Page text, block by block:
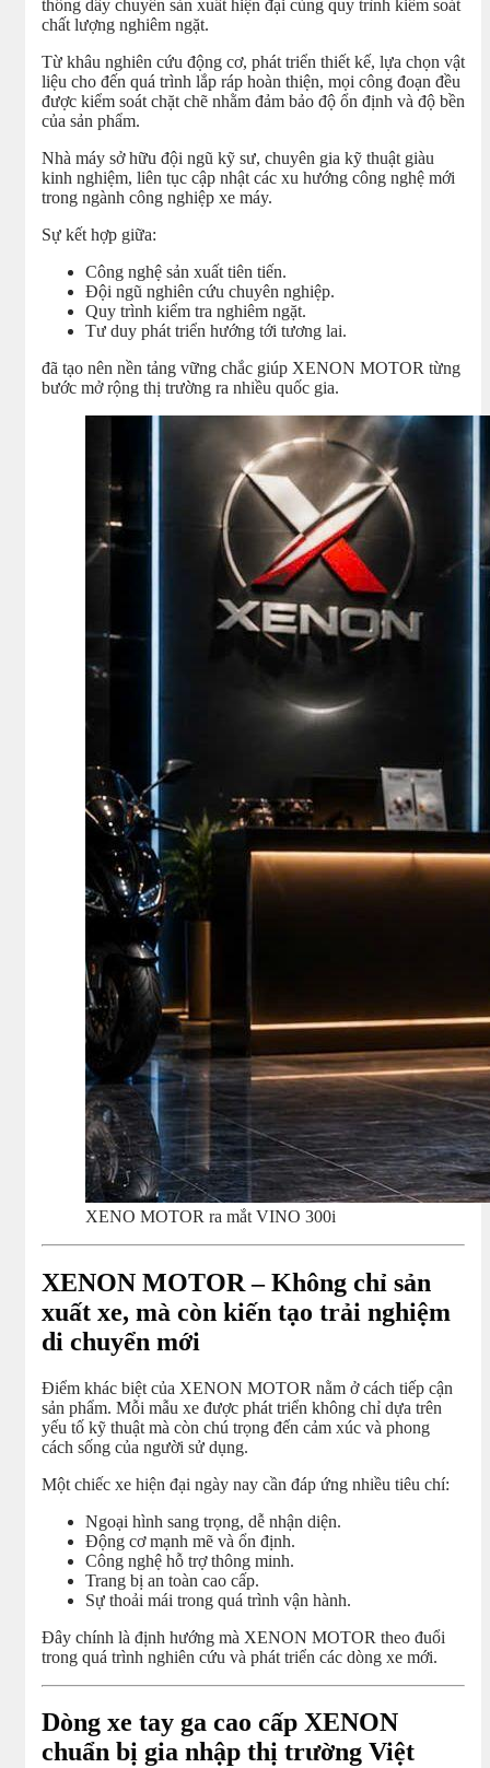
thống dây chuyền sản xuất hiện đại cùng quy trình kiểm soát
chất lượng nghiêm ngặt.
Từ khâu nghiên cứu động cơ, phát triển thiết kế, lựa chọn vật
liệu cho đến quá trình lắp ráp hoàn thiện, mọi công đoạn đều
được kiểm soát chặt chẽ nhằm đảm bảo độ ổn định và độ bền
của sản phẩm.
Nhà máy sở hữu đội ngũ kỹ sư, chuyên gia kỹ thuật giàu
kinh nghiệm, liên tục cập nhật các xu hướng công nghệ mới
trong ngành công nghiệp xe máy.
Sự kết hợp giữa:
Công nghệ sản xuất tiên tiến.
Đội ngũ nghiên cứu chuyên nghiệp.
Quy trình kiểm tra nghiêm ngặt.
Tư duy phát triển hướng tới tương lai.
đã tạo nên nền tảng vững chắc giúp XENON MOTOR từng
bước mở rộng thị trường ra nhiều quốc gia.
XENO MOTOR ra mắt VINO 300i
XENON MOTOR – Không chỉ sản
xuất xe, mà còn kiến tạo trải nghiệm
di chuyển mới
Điểm khác biệt của XENON MOTOR nằm ở cách tiếp cận
sản phẩm. Mỗi mẫu xe được phát triển không chỉ dựa trên
yếu tố kỹ thuật mà còn chú trọng đến cảm xúc và phong
cách sống của người sử dụng.
Một chiếc xe hiện đại ngày nay cần đáp ứng nhiều tiêu chí:
Ngoại hình sang trọng, dễ nhận diện.
Động cơ mạnh mẽ và ổn định.
Công nghệ hỗ trợ thông minh.
Trang bị an toàn cao cấp.
Sự thoải mái trong quá trình vận hành.
Đây chính là định hướng mà XENON MOTOR theo đuổi
trong quá trình nghiên cứu và phát triển các dòng xe mới.
Dòng xe tay ga cao cấp XENON
chuẩn bị gia nhập thị trường Việt